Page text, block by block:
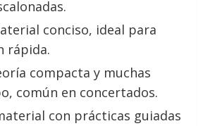
conciso, ideal para
rápida.
compacta y muchas
común en concertados.
con prácticas guiadas